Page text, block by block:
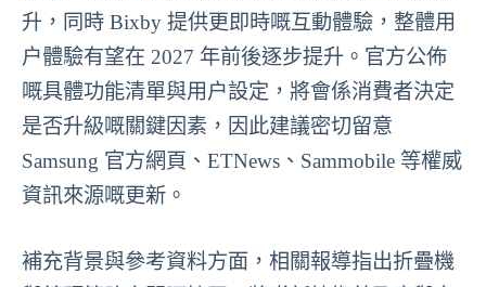
升，同時 Bixby 提供更即時嘅互動體驗，整體用
户體驗有望在 2027 年前後逐步提升。官方公佈
嘅具體功能清單與用户設定，將會係消費者決定
是否升級嘅關鍵因素，因此建議密切留意
Samsung 官方網頁、ETNews、Sammobile 等權威
資訊來源嘅更新。
補充背景與參考資料方面，相關報導指出折疊機